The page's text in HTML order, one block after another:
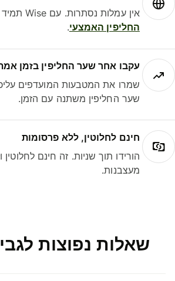
אין עמלות נסתרות. עם Wise תמיד תקבלו את
החליפין האמצעי.
עקבו אחר שער החליפין בזמן
שמרו את המטבעות המועדפים
שער החליפין משתנה עם הזמן.
חינם לחלוטין, ללא פרסומות
הורידו תוך שניות. זה חינם
מעצבנות.
שאלות נפוצות